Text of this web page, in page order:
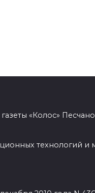
Пробка
05 августа
Сосуды
«Колос»
технологий и